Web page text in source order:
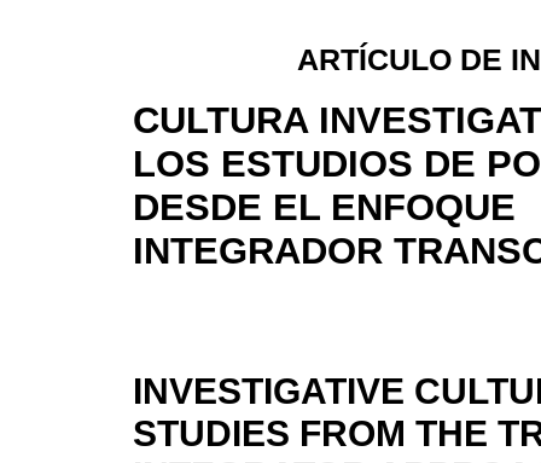
ARTÍCULO DE
CULTURA
LOS ESTUDIOS DE
DESDE EL ENFOQUE
INTEGRADOR
INVESTIGATIVE
STUDIES FROM THE